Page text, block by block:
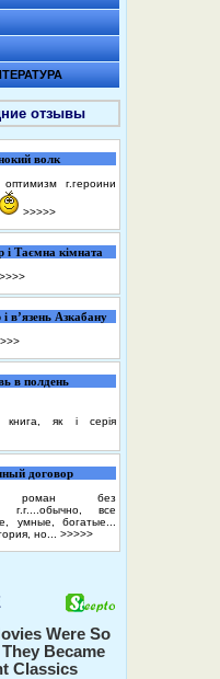
отзывы
волк
г.героини
>>>>>
і Таємна кімната
в’язень Азкабану
в полдень
книга, як і серія
договор
роман без
г.г....обычно, все
умные, богатые...
но... >>>>>
Were So
Became
Classics